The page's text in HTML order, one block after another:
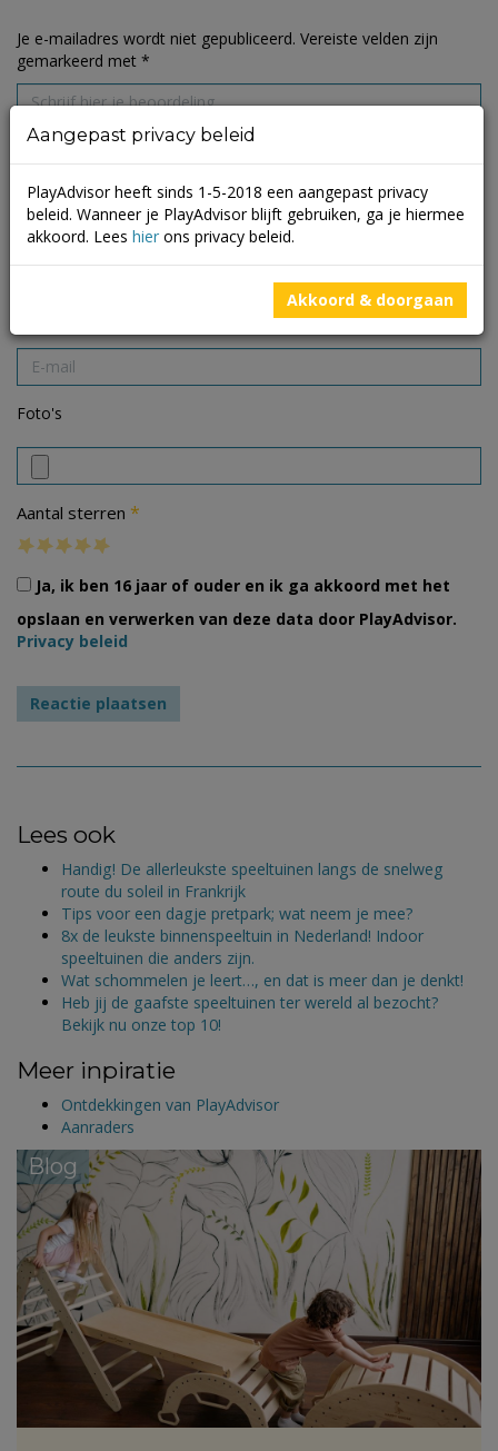
Je e-mailadres wordt niet gepubliceerd. Vereiste velden zijn
gemarkeerd met *
Foto's
Aantal sterren *
Ja, ik ben 16 jaar of ouder en ik ga akkoord met het
opslaan en verwerken van deze data door PlayAdvisor.
Privacy beleid
Lees ook
Handig! De allerleukste speeltuinen langs de snelweg
route du soleil in Frankrijk
Tips voor een dagje pretpark; wat neem je mee?
8x de leukste binnenspeeltuin in Nederland! Indoor
speeltuinen die anders zijn.
Wat schommelen je leert…, en dat is meer dan je denkt!
Heb jij de gaafste speeltuinen ter wereld al bezocht?
Bekijk nu onze top 10!
Meer inpiratie
Ontdekkingen van PlayAdvisor
Aanraders
Blog
Aangepast privacy beleid
PlayAdvisor heeft sinds 1-5-2018 een aangepast privacy
beleid. Wanneer je PlayAdvisor blijft gebruiken, ga je hiermee
akkoord. Lees hier ons privacy beleid.
Akkoord & doorgaan